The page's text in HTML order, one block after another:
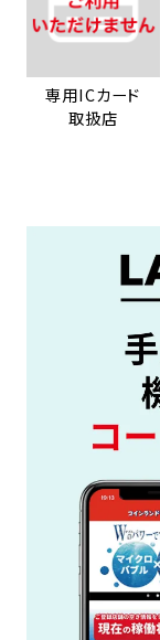
専用ICカード
取扱店